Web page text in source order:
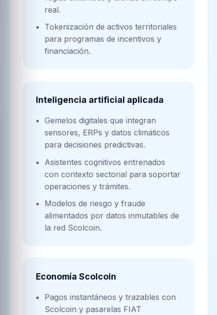
real.
Tokenización de activos territoriales
para programas de incentivos y
financiación.
Inteligencia artificial aplicada
Gemelos digitales que integran
sensores, ERPs y datos climáticos
para decisiones predictivas.
Asistentes cognitivos entrenados
con contexto sectorial para soportar
operaciones y trámites.
Modelos de riesgo y fraude
alimentados por datos inmutables de
la red Scolcoin.
Economía Scolcoin
Pagos instantáneos y trazables con
Scolcoin y pasarelas FIAT